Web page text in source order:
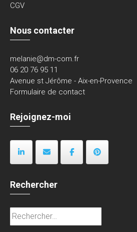
CGV
Nous contacter
melanie@dm-com.fr
06 20 76 95 11
Avenue st Jérôme - Aix-en-Provence
Formulaire de contact
Rejoignez-moi
Rechercher
Rechercher :